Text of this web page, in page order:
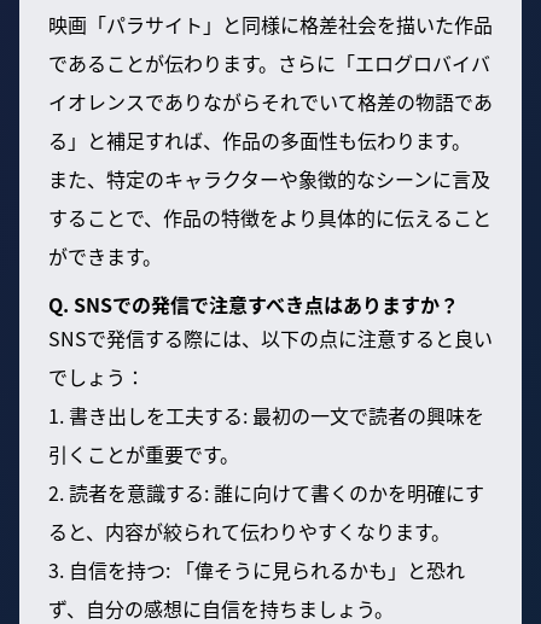
映画「パラサイト」と同様に格差社会を描いた作品
であることが伝わります。さらに「エログロバイバ
イオレンスでありながらそれでいて格差の物語であ
る」と補足すれば、作品の多面性も伝わります。
また、特定のキャラクターや象徴的なシーンに言及
することで、作品の特徴をより具体的に伝えること
ができます。
Q. SNSでの発信で注意すべき点はありますか？
SNSで発信する際には、以下の点に注意すると良い
でしょう：
1. 書き出しを工夫する: 最初の一文で読者の興味を
引くことが重要です。
2. 読者を意識する: 誰に向けて書くのかを明確にす
ると、内容が絞られて伝わりやすくなります。
3. 自信を持つ: 「偉そうに見られるかも」と恐れ
ず、自分の感想に自信を持ちましょう。